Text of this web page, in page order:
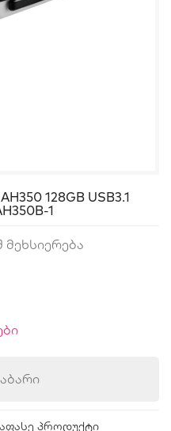
128GB USB3.1
1
პროდუქტი